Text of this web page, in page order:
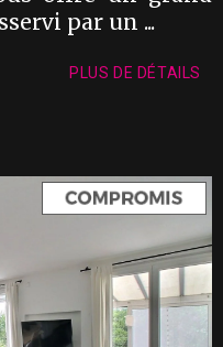
par un ...
PLUS DE DÉTAILS